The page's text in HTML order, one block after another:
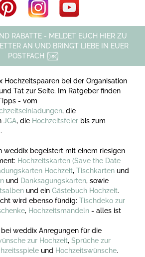
RABATTE - MELDET EUCH HIER ZU
AN UND BRINGT LIEBE IN EUER
POSTFACH
Hochzeitspaaren bei der Organisation
Tat zur Seite. Im Ratgeber finden
- vom
, die
JGA, die Hochzeitsfeier bis zum
.
weddix begeistert mit einem riesigen
Hochzeitskarten (Save the Date
Hochzeit, Tischkarten und
und Danksagungskarten, sowie
und ein Gästebuch Hochzeit.
wird ebenso fündig: Tischdeko zur
, Hochzeitsmandeln - alles ist
weddix Anregungen für die
zur Hochzeit, Sprüche zur
und Hochzeitswünsche.